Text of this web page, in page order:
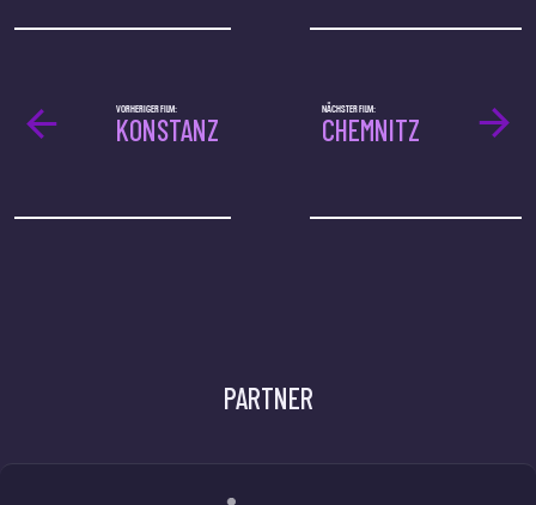
NÄCHSTER FILM:
CHEMNITZ
VORHERIGER FILM:
KONSTANZ
PARTNER